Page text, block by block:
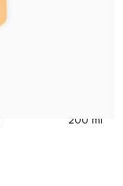
200 ml